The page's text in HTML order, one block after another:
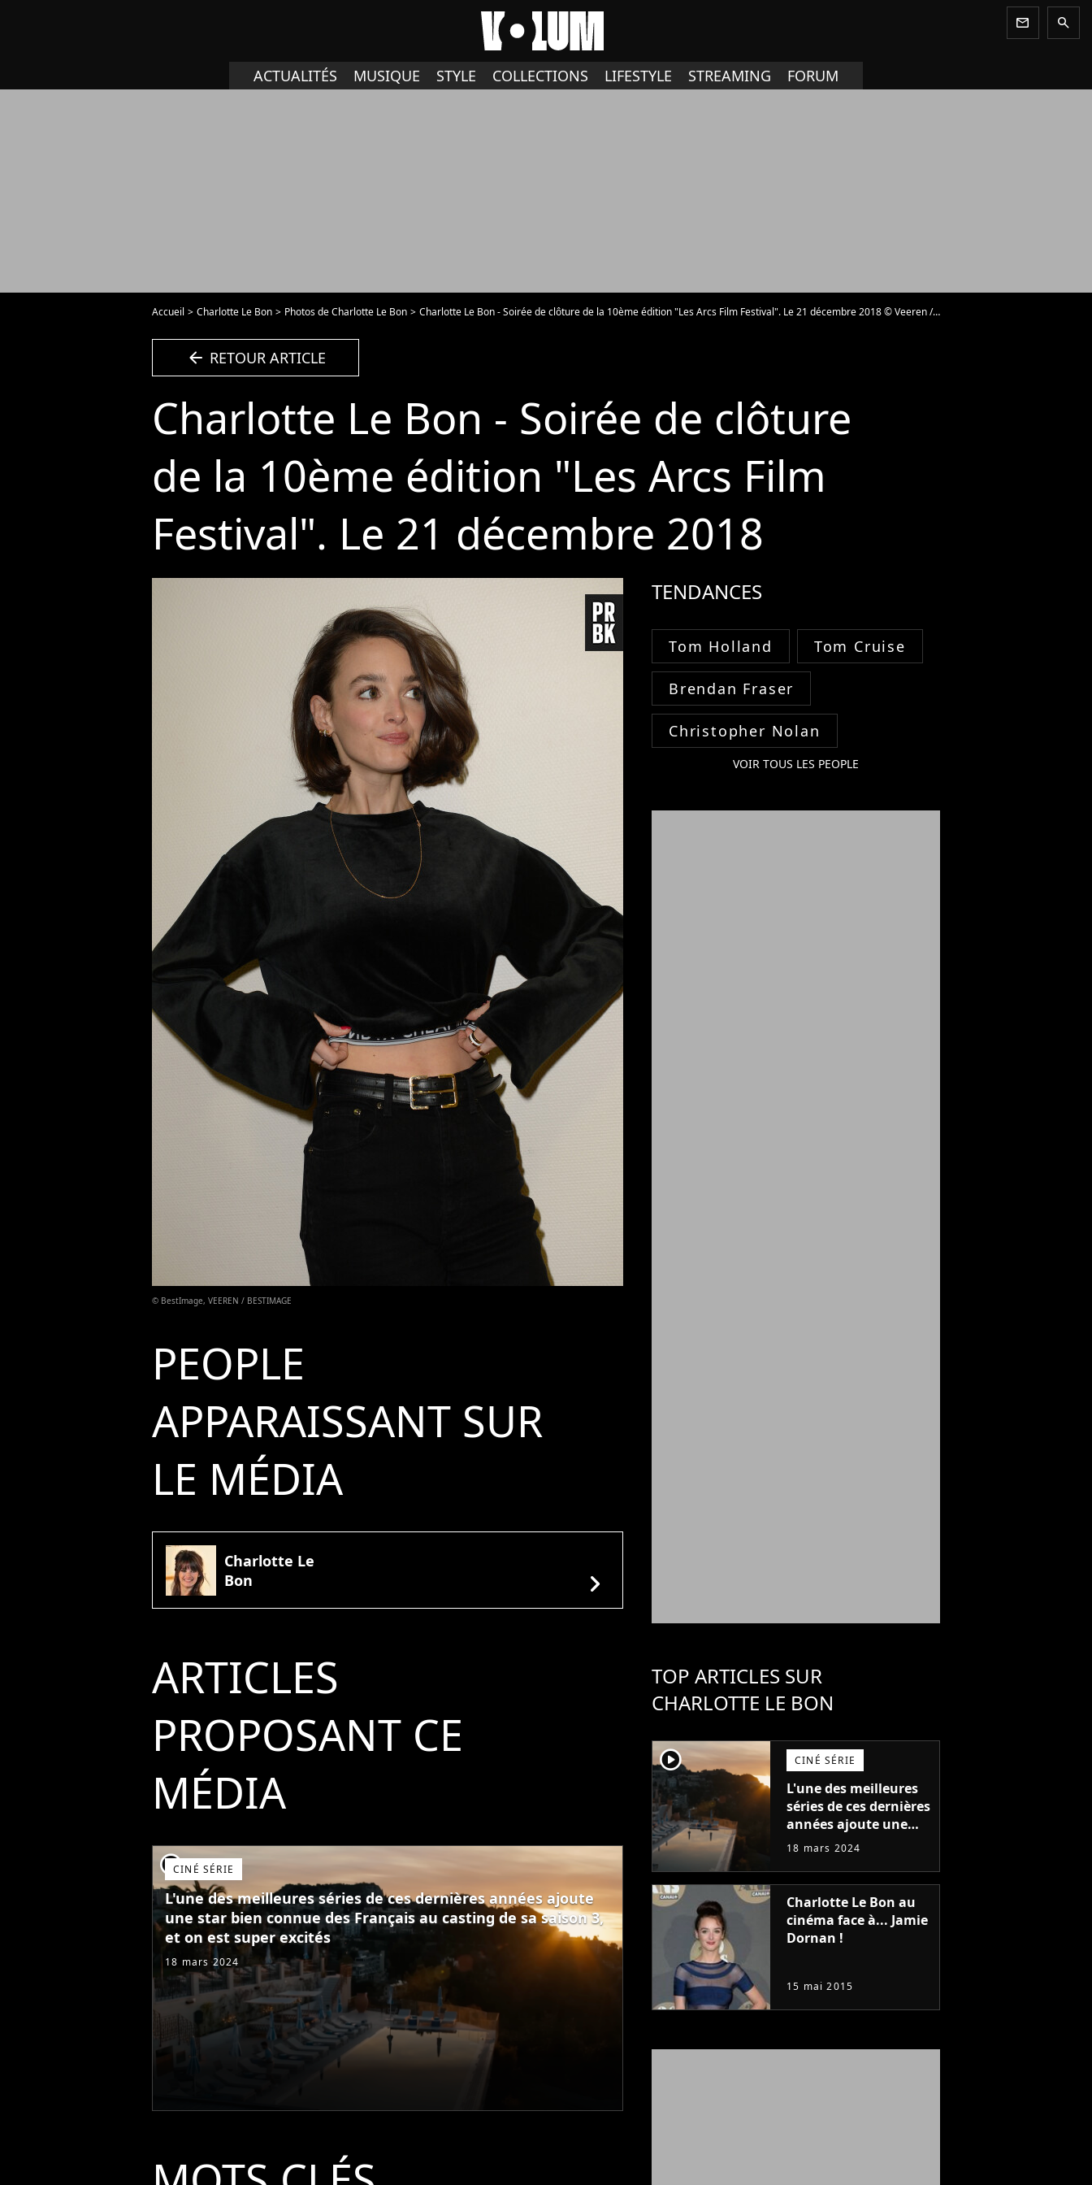
newsletter search
ACTUALITÉS MUSIQUE STYLE COLLECTIONS LIFESTYLE STREAMING FORUM
Accueil Charlotte Le Bon Photos de Charlotte Le Bon Charlotte Le Bon - Soirée de clôture de la 10ème édition "Les Arcs Film Festival". Le 21 décembre 2018 © Veeren / Bestimage - Photo
arrow_left RETOUR ARTICLE
Charlotte Le Bon - Soirée de clôture
de la 10ème édition "Les Arcs Film
Festival". Le 21 décembre 2018
© BestImage, VEEREN / BESTIMAGE
PEOPLE
APPARAISSANT SUR
LE MÉDIA
Charlotte Le
Bon
chevron_right
ARTICLES
PROPOSANT CE
MÉDIA
player2CINÉ SÉRIE
L'une des meilleures séries de ces dernières années ajoute
une star bien connue des Français au casting de sa saison 3,
et on est super excités
18 mars 2024
TENDANCES
Tom Holland Tom Cruise
Brendan Fraser
Christopher Nolan
VOIR TOUS LES PEOPLE
TOP ARTICLES SUR
CHARLOTTE LE BON
player2 CINÉ SÉRIE
L'une des meilleures
séries de ces dernières
années ajoute une
star bien connue des
de sa saison 3, et on
est super excités
18 mars 2024
Charlotte Le Bon au
cinéma face à... Jamie
Dornan !
15 mai 2015